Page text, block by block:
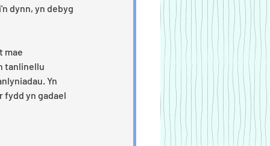
dynn, yn debyg
mae
tanlinellu
Yn
fydd yn gadael